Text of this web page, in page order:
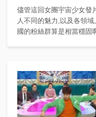
儘管這回女團宇宙少女發
人不同的魅力,以及各領
國的粉絲群算是相當穩固啊!